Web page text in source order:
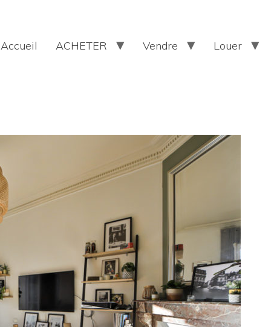
Accueil ACHETER Vendre Louer